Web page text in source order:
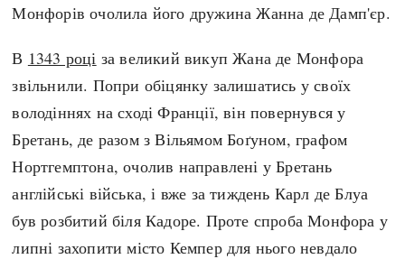
Монфорів очолила його дружина Жанна де Дамп'єр.
В 1343 році за великий викуп Жана де Монфора
звільнили. Попри обіцянку залишатись у своїх
володіннях на сході Франції, він повернувся у
Бретань, де разом з Вільямом Боґуном, графом
Нортгемптона, очолив направлені у Бретань
англійські війська, і вже за тиждень Карл де Блуа
був розбитий біля Кадоре. Проте спроба Монфора у
липні захопити місто Кемпер для нього невдало